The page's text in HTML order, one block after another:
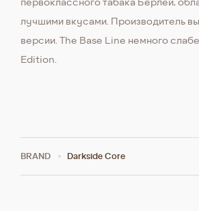
лучшими вкусами. Производитель
версии. The Base Line немного
Edition.
BRAND Darkside Core